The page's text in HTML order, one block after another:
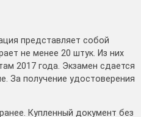
представляет собой
не менее 20 штук. Из них
2017 года. Экзамен сдается
За получение удостоверения
Купленный документ без